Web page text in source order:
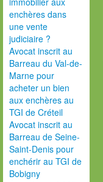
enchères dans
une vente
judiciaire ?
Avocat inscrit au
Barreau du Val-de-
Marne pour
acheter un bien
aux enchères au
TGI de Créteil
Avocat inscrit au
Barreau de Seine-
Saint-Denis pour
enchérir au TGI de
Bobigny